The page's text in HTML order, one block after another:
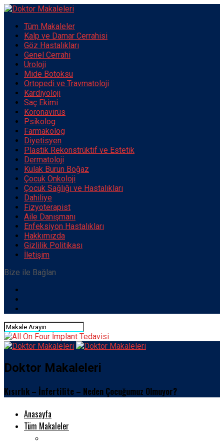
Tüm Makaleler
Kalp ve Damar Cerrahisi
Göz Hastalıkları
Genel Cerrahi
Üroloji
Mide Botoksu
Ortopedi ve Travmatoloji
Kardiyoloji
Saç Ekimi
Koronavirüs
Psikolog
Farmakolog
Diyetisyen
Plastik Rekonstrüktif ve Estetik
Dermatoloji
Kulak Burun Boğaz
Çocuk Onkoloji
Çocuk Sağlığı ve Hastalıkları
Dahiliye
Fizyoterapist
Aile Danışmanı
Enfeksiyon Hastalıkları
Hakkımızda
Gizlilik Politikası
İletişim
Bize ile Bağlan
Doktor Makaleleri
Kısırlık – İnfertilite – Neden Çocuğumuz Olmuyor?
Anasayfa
Tüm Makaleler